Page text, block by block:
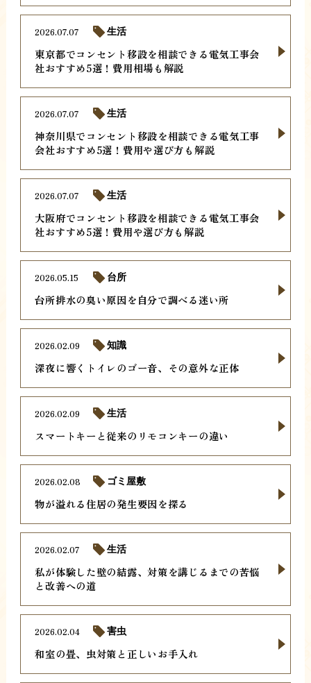
東京都でコンセント移設を相談できる電気工事会
社おすすめ5選！費用相場も解説
2026.07.07 生活
神奈川県でコンセント移設を相談できる電気工事
会社おすすめ5選！費用や選び方も解説
2026.07.07 生活
大阪府でコンセント移設を相談できる電気工事会
社おすすめ5選！費用や選び方も解説
2026.07.07 生活
台所排水の臭い原因を自分で調べる迷い所
2026.05.15 台所
深夜に響くトイレのゴー音、その意外な正体
2026.02.09 知識
スマートキーと従来のリモコンキーの違い
2026.02.09 生活
物が溢れる住居の発生要因を探る
2026.02.08 ゴミ屋敷
私が体験した壁の結露、対策を講じるまでの苦悩
と改善への道
2026.02.07 生活
和室の畳、虫対策と正しいお手入れ
2026.02.04 害虫